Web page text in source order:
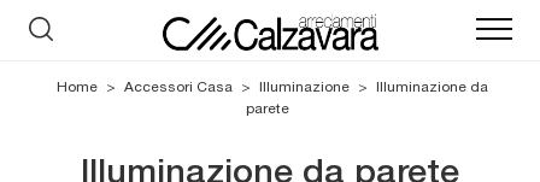
Home > Accessori Casa > Illuminazione > Illuminazione da
parete
Illuminazione da parete